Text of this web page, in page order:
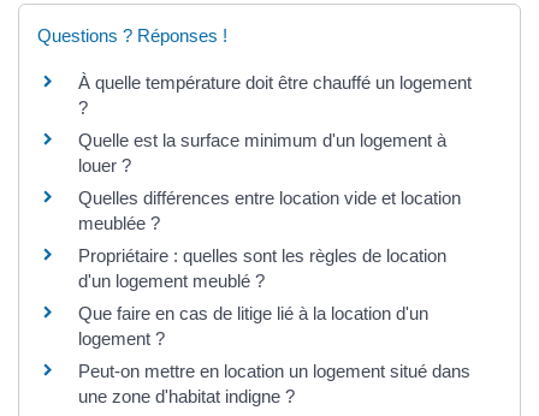
Questions ? Réponses !
À quelle température doit être chauffé un logement
?
Quelle est la surface minimum d'un logement à
louer ?
Quelles différences entre location vide et location
meublée ?
Propriétaire : quelles sont les règles de location
d'un logement meublé ?
Que faire en cas de litige lié à la location d'un
logement ?
Peut-on mettre en location un logement situé dans
une zone d'habitat indigne ?